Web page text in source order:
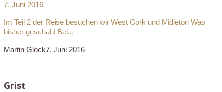
7. Juni 2016
Im Teil 2 der Reise besuchen wir West Cork und Midleton Was
bisher geschah! Bei...
Martin Glock7. Juni 2016
Grist